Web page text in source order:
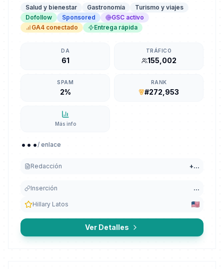
Salud y bienestar Gastronomía
Turismo y viajes
Dofollow
Sponsored
GSC activo
GA4 conectado
Entrega rápida
DA
61
TRÁFICO
155,002
SPAM
2%
RANK
#272,953
Más info
.../ enlace
Redacción +...
Inserción ...
Hillary Latos
Ver Detalles